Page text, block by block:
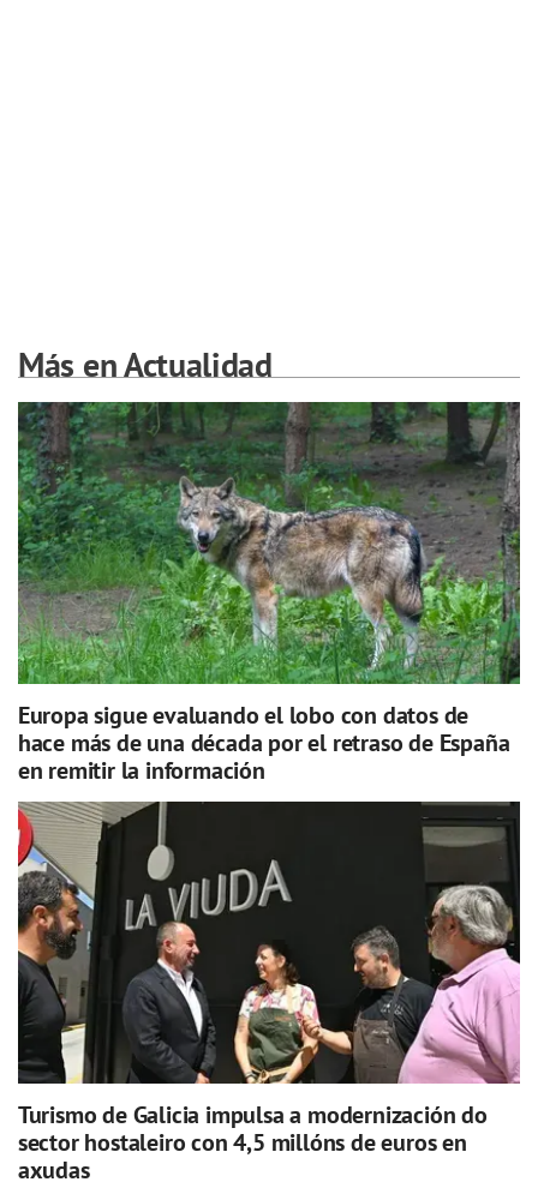
Más en Actualidad
Europa sigue evaluando el lobo con datos de
hace más de una década por el retraso de España
en remitir la información
Turismo de Galicia impulsa a modernización do
sector hostaleiro con 4,5 millóns de euros en
axudas